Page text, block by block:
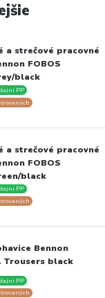
a strečové pracovné
FOBOS
black
PP
a strečové pracovné
FOBOS
black
PP
Bennon
Trousers black
PP